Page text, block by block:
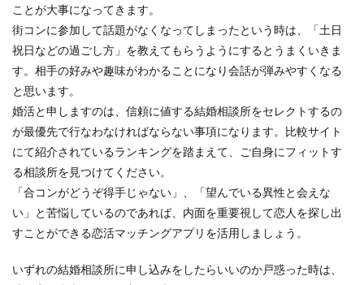
ことが大事になってきます。
街コンに参加して話題がなくなってしまったという時は、「土日
祝日などの過ごし方」を教えてもらうようにするとうまくいきま
す。相手の好みや趣味がわかることになり会話が弾みやすくなる
と思います。
婚活と申しますのは、信頼に値する結婚相談所をセレクトするの
が最優先で行なわなければならない事項になります。比較サイト
にて紹介されているランキングを踏まえて、ご自身にフィットす
る相談所を見つけてください。
「合コンがどうぞ得手じゃない」、「望んでいる異性と会えな
い」と苦悩しているのであれば、内面を重要視して恋人を探し出
すことができる恋活マッチングアプリを活用しましょう。
いずれの結婚相談所に申し込みをしたらいいのか戸惑った時は、